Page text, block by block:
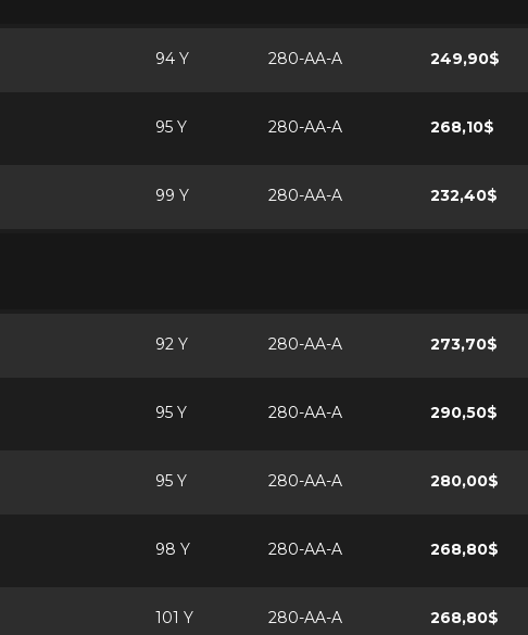
94 Y 280-AA-A 249,90$
95 Y 280-AA-A 268,10$
99 Y 280-AA-A 232,40$
92 Y 280-AA-A 273,70$
95 Y 280-AA-A 290,50$
95 Y 280-AA-A 280,00$
98 Y 280-AA-A 268,80$
101 Y 280-AA-A 268,80$